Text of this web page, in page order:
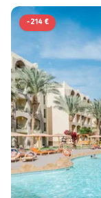
-214 €